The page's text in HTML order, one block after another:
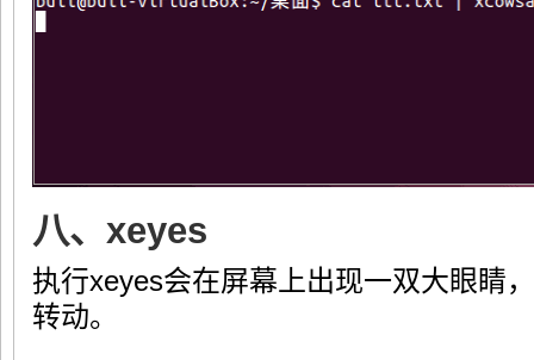
八、xeyes
执行xeyes会在屏幕上出现一双大眼睛
转动。